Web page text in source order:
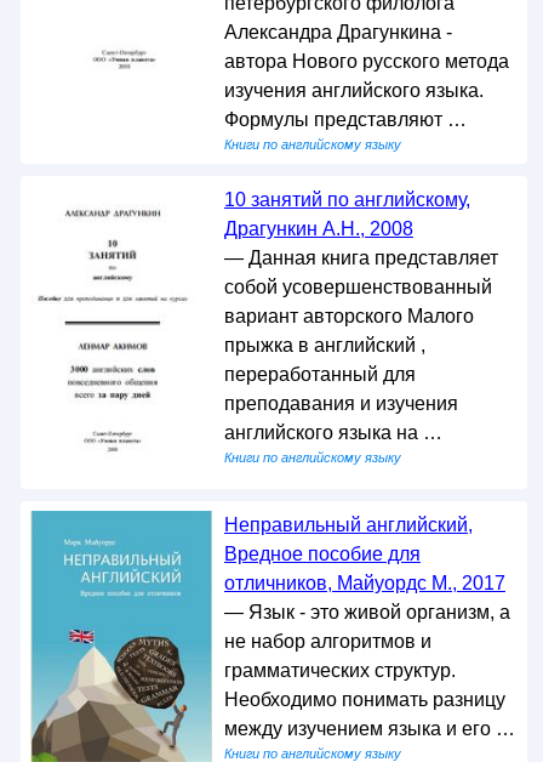
Александра Драгункина -
автора Нового русского метода
изучения английского языка.
Формулы представляют …
Книги по английскому языку
10 занятий по английскому,
Драгункин А.Н., 2008
— Данная книга представляет
собой усовершенствованный
вариант авторского Малого
прыжка в английский ,
переработанный для
преподавания и изучения
английского языка на …
Книги по английскому языку
Неправильный английский,
Вредное пособие для
отличников, Майуордс М., 2017
— Язык - это живой организм, а
не набор алгоритмов и
грамматических структур.
Необходимо понимать разницу
между изучением языка и его …
Книги по английскому языку